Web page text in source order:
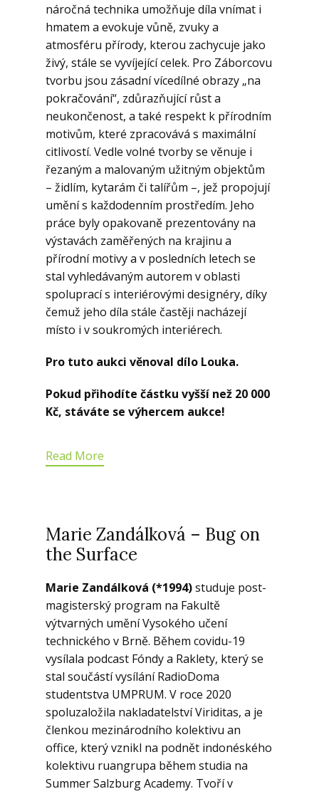
náročná technika umožňuje díla vnímat i
hmatem a evokuje vůně, zvuky a
atmosféru přírody, kterou zachycuje jako
živý, stále se vyvíjející celek. Pro Záborcovu
tvorbu jsou zásadní vícedílné obrazy „na
pokračování“, zdůrazňující růst a
neukončenost, a také respekt k přírodním
motivům, které zpracovává s maximální
citlivostí. Vedle volné tvorby se věnuje i
řezaným a malovaným užitným objektům
– židlím, kytarám či talířům –, jež propojují
umění s každodenním prostředím. Jeho
práce byly opakovaně prezentovány na
výstavách zaměřených na krajinu a
přírodní motivy a v posledních letech se
stal vyhledávaným autorem v oblasti
spoluprací s interiérovými designéry, díky
čemuž jeho díla stále častěji nacházejí
místo i v soukromých interiérech.
Pro tuto aukci věnoval dílo Louka.
Pokud přihodíte částku vyšší než 20 000
Kč, stáváte se výhercem aukce!
Read More
Marie Zandálková – Bug on
the Surface
Marie Zandálková (*1994)studuje post-
magisterský program na Fakultě
výtvarných umění Vysokého učení
technického v Brně. Během covidu-19
vysílala podcast Fóndy a Raklety, který se
stal součástí vysílání RadioDoma
studentstva UMPRUM. V roce 2020
spoluzaložila nakladatelství Viriditas, a je
členkou mezinárodního kolektivu an
office, který vznikl na podnět indonéského
kolektivu ruangrupa během studia na
Summer Salzburg Academy. Tvoří v